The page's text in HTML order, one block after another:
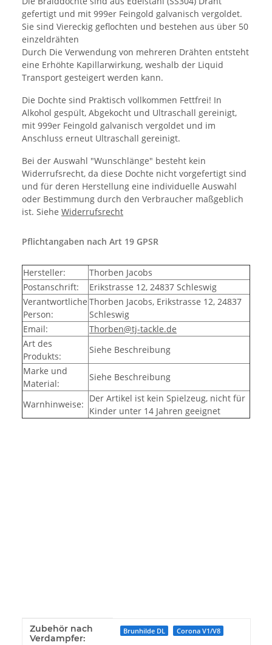
gefertigt und mit 999er Feingold galvanisch vergoldet.
Sie sind Viereckig geflochten und bestehen aus über 50
einzeldrähten
Durch Die Verwendung von mehreren Drähten entsteht
eine Erhöhte Kapillarwirkung, weshalb der Liquid
Transport gesteigert werden kann.
Die Dochte sind Praktisch vollkommen Fettfrei! In
Alkohol gespült, Abgekocht und Ultraschall gereinigt,
mit 999er Feingold galvanisch vergoldet und im
Anschluss erneut Ultraschall gereinigt.
Bei der Auswahl "Wunschlänge" besteht kein
Widerrufsrecht, da diese Dochte nicht vorgefertigt sind
und für deren Herstellung eine individuelle Auswahl
oder Bestimmung durch den Verbraucher maßgeblich
ist. Siehe Widerrufsrecht
Pflichtangaben nach Art 19 GPSR
Hersteller:
Thorben Jacobs
Postanschrift:
Erikstrasse 12, 24837 Schleswig
Verantwortliche
Person:
Thorben Jacobs, Erikstrasse 12, 24837
Schleswig
Email:
Thorben@tj-tackle.de
Art des
Produkts:
Siehe Beschreibung
Marke und
Material:
Siehe Beschreibung
Warnhinweise:
Der Artikel ist kein Spielzeug, nicht für
Kinder unter 14 Jahren geeignet
Produkteigenschaft
Wert
Zubehör nach
Verdampfer:
Brunhilde DL Corona V1/V8